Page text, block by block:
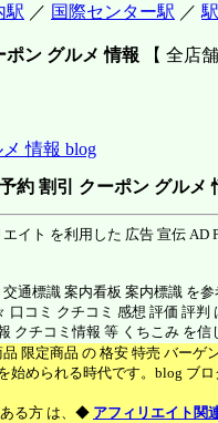
駅 ／ 国際センター駅 ／
ポン グルメ 情報 【 全店舗
情報 blog
約 割引 クーポン グルメ
イト を利用した 広告 宣伝 AD
通標識 案内看板 案内標識 を
口コミ クチコミ 感想 評価 評
クチコミ情報 等 くちこみ を
限定商品 の 格安 特売 バーゲ
始められる時代です。blog ブ
ある方 は、◆ アフィリエイト関